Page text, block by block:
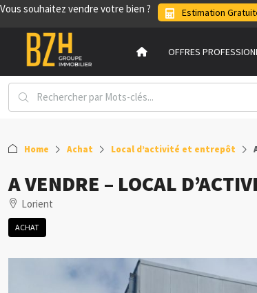
Vous souhaitez vendre votre bien ? Estimation
OFFRES
Home Achat Local d’activité et entrepôt
A VENDRE – LOCAL
Lorient
ACHAT